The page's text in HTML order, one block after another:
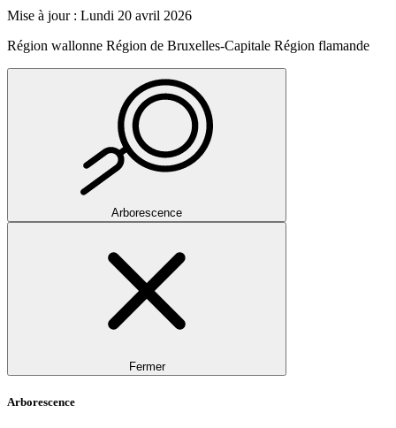
Mise à jour : Lundi 20 avril 2026
Région wallonne Région de Bruxelles-Capitale Région flamande
Arborescence
Fermer
Arborescence